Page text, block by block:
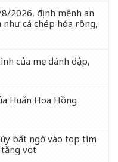
2026, định mệnh an
cá chép hóa rồng,
của mẹ đánh đập,
Huấn Hoa Hồng
bất ngờ vào top tìm
vọt